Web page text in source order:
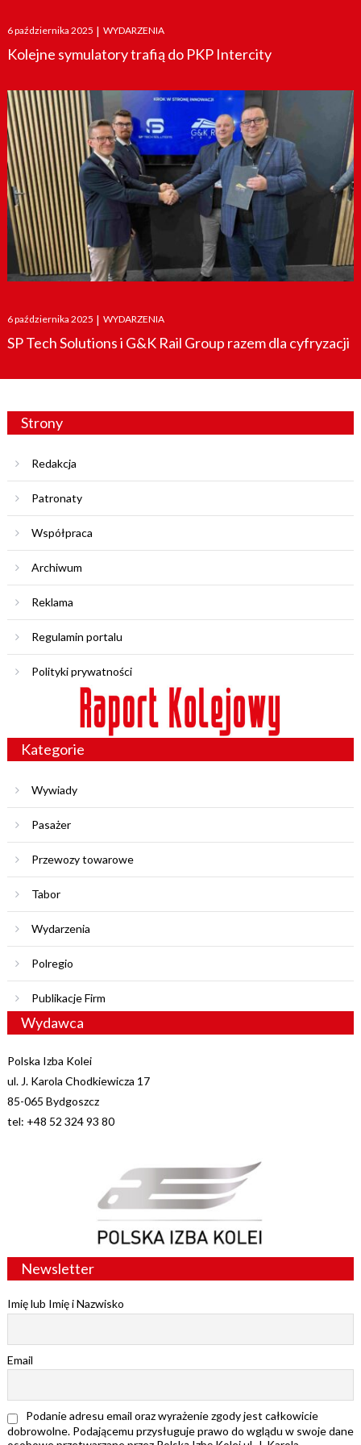
Posted
on
6 października 2025 | WYDARZENIA
Kolejne symulatory trafią do PKP Intercity
Posted
on
6 października 2025 | WYDARZENIA
SP Tech Solutions i G&K Rail Group razem dla cyfryzacji
Strony
Redakcja
Patronaty
Współpraca
Archiwum
Reklama
Regulamin portalu
Polityki prywatności
Kategorie
Wywiady
Pasażer
Przewozy towarowe
Tabor
Wydarzenia
Polregio
Publikacje Firm
Wydawca
Polska Izba Kolei
ul. J. Karola Chodkiewicza 17
85-065 Bydgoszcz
tel: +48 52 324 93 80
Newsletter
Imię lub Imię i Nazwisko
Email
Podanie adresu email oraz wyrażenie zgody jest całkowicie
dobrowolne. Podającemu przysługuje prawo do wglądu w swoje dane